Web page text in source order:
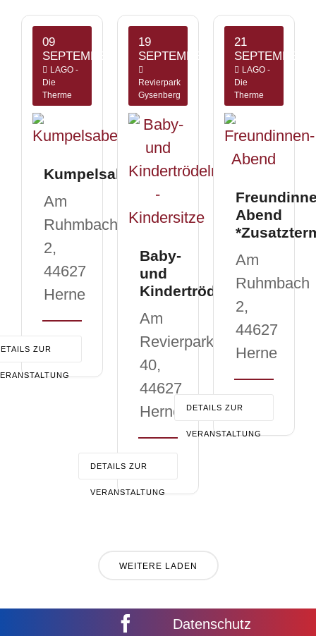
09
SEPTEMBER
LAGO -
Die
Therme
Kumpelsabend
Am
Ruhmbach
2,
44627
Herne
ZUR
19
SEPTEMBER
Revierpark
Gysenberg
Baby-
und
Kindertrödelmarkt
Am
Revierpark
40,
44627
Herne
DETAILS ZUR
VERANSTALTUNG
21
SEPTEMBER
LAGO -
Die
Therme
Abend
Am
Ruhmbach
2,
44627
Herne
DETAILS ZUR
VERANSTALTUNG
WEITERE LADEN
Datenschutz